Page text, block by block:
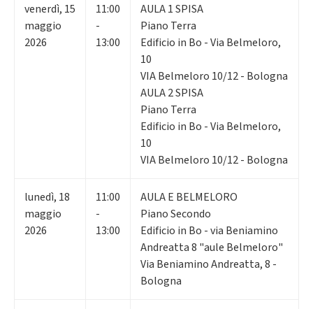
venerdì, 15
maggio
2026
11:00
-
13:00
AULA 1 SPISA
Piano Terra
Edificio in Bo - Via Belmeloro,
10
VIA Belmeloro 10/12 - Bologna
AULA 2 SPISA
Piano Terra
Edificio in Bo - Via Belmeloro,
10
VIA Belmeloro 10/12 - Bologna
lunedì, 18
maggio
2026
11:00
-
13:00
AULA E BELMELORO
Piano Secondo
Edificio in Bo - via Beniamino
Andreatta 8 "aule Belmeloro"
Via Beniamino Andreatta, 8 -
Bologna